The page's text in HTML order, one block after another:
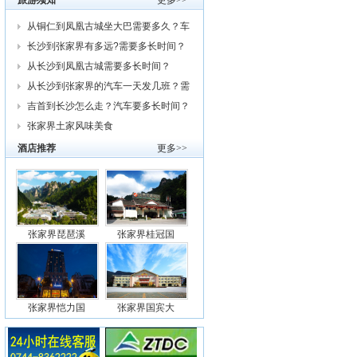
从铜仁到凤凰古城坐大巴需要多久？车
费
长沙到张家界有多远?需要多长时间？
从
从长沙到凤凰古城需要多长时间？
从长沙到张家界的汽车一天发几班？需
要
吉首到长沙怎么走？汽车要多长时间？
我
张家界土家风味美食
更多>>
酒店推荐
张家界琵琶溪 张家界桂冠国
张家界恺力国 张家界国宾大